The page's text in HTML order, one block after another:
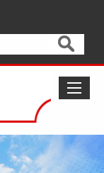
Cerca